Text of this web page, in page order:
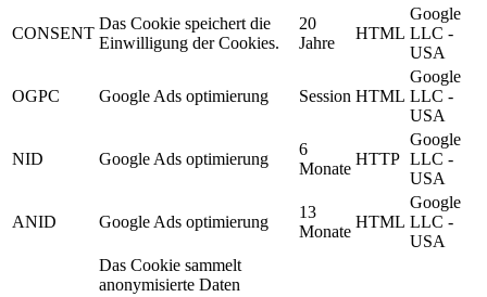
CONSENT
Das Cookie speichert die
Einwilligung der Cookies.
20
Jahre
HTML
Google
LLC -
USA
OGPC Google Ads optimierung Session HTML
Google
LLC -
USA
NID Google Ads optimierung
6
Monate
HTTP
Google
LLC -
USA
ANID Google Ads optimierung
13
Monate
HTML
Google
LLC -
USA
Das Cookie sammelt
anonymisierte Daten